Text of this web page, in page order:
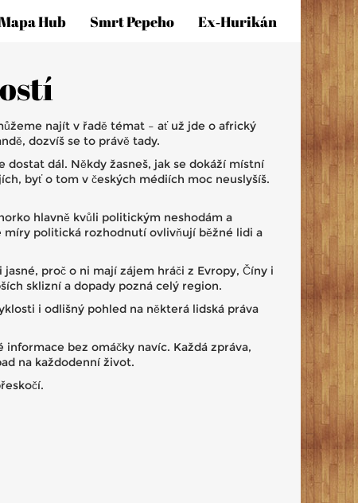
Mapa Hub Smrt Pepeho Ex‑hurikán
najít v řadě témat – ať už jde o africký
dozvíš se to právě tady.
dál. Někdy žasneš, jak se dokáží místní
byť o tom v českých médiích moc neuslyšíš.
hlavně kvůli politickým neshodám a
míry politická rozhodnutí ovlivňují běžné lidi a
proč o ni mají zájem hráči z Evropy, Číny i
sklizní a dopady pozná celý region.
i odlišný pohled na některá lidská práva
bez omáčky navíc. Každá zpráva,
na každodenní život.